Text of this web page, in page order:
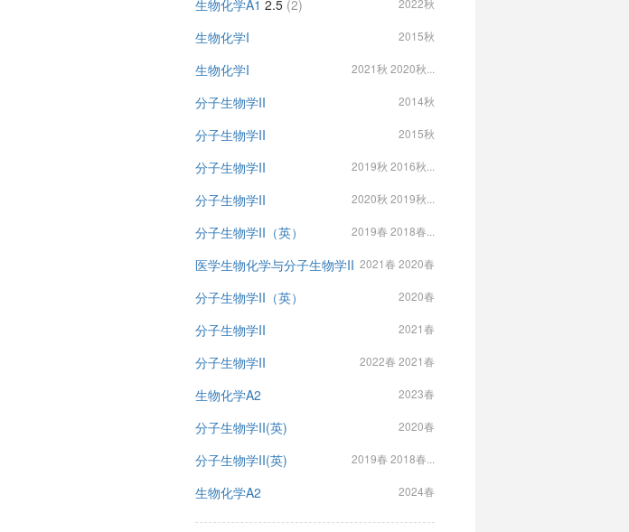
生物化学A1 2.5 (2) 2022秋
生物化学I 2015秋
生物化学I 2021秋 2020秋...
分子生物学II 2014秋
分子生物学II 2015秋
分子生物学II 2019秋 2016秋...
分子生物学II 2020秋 2019秋...
分子生物学II（英） 2019春 2018春...
医学生物化学与分子生物学II 2021春 2020春
分子生物学II（英） 2020春
分子生物学II 2021春
分子生物学II 2022春 2021春
生物化学A2 2023春
分子生物学II(英) 2020春
分子生物学II(英) 2019春 2018春...
生物化学A2 2024春